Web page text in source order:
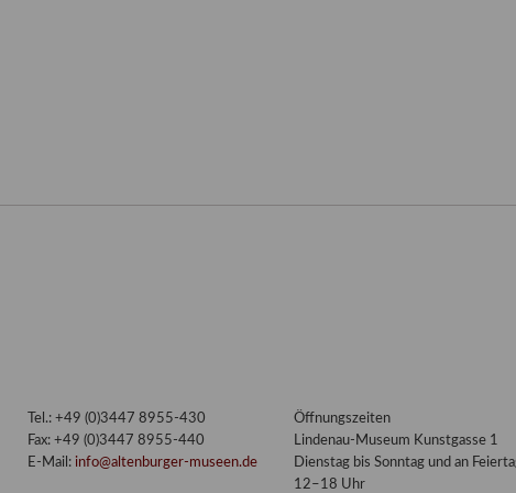
Tel.: +49 (0)3447 8955-430
Fax: +49 (0)3447 8955-440
E-Mail: info@altenburger-museen.de
Öffnungszeiten
Lindenau-Museum Kunstgasse 1
Dienstag bis Sonntag und an
12–18 Uhr